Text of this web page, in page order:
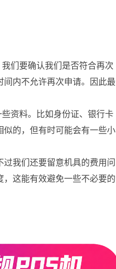
们要确认我们是否符合再次
内不允许再次申请。因此最
资料。比如身份证、银行卡
的，但有时可能会有一些小
我们还要留意机具的费用问
这能有效避免一些不必要的